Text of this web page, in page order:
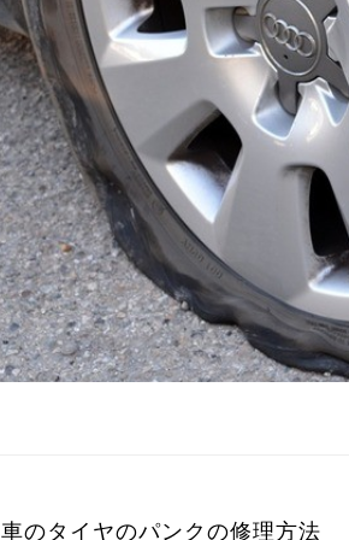
車のタイヤのパンクの修理方法